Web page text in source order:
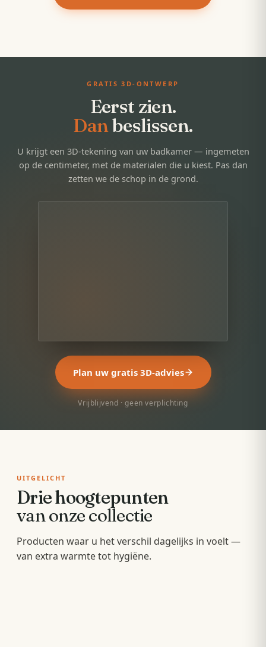
GRATIS 3D-ONTWERP
Eerst zien.
Danbeslissen.
U krijgt een 3D-tekening van uw badkamer — ingemeten
op de centimeter, met de materialen die u kiest. Pas dan
zetten we de schop in de grond.
Plan uw gratis 3D-advies
Vrijblijvend · geen verplichting
UITGELICHT
Drie hoogtepunten
van onze collectie
Producten waar u het verschil dagelijks in voelt —
van extra warmte tot hygiëne.
Badkamermeubels
Hang- en staande meubels met soft-close — op
Sunshowers
Spoeltoiletten